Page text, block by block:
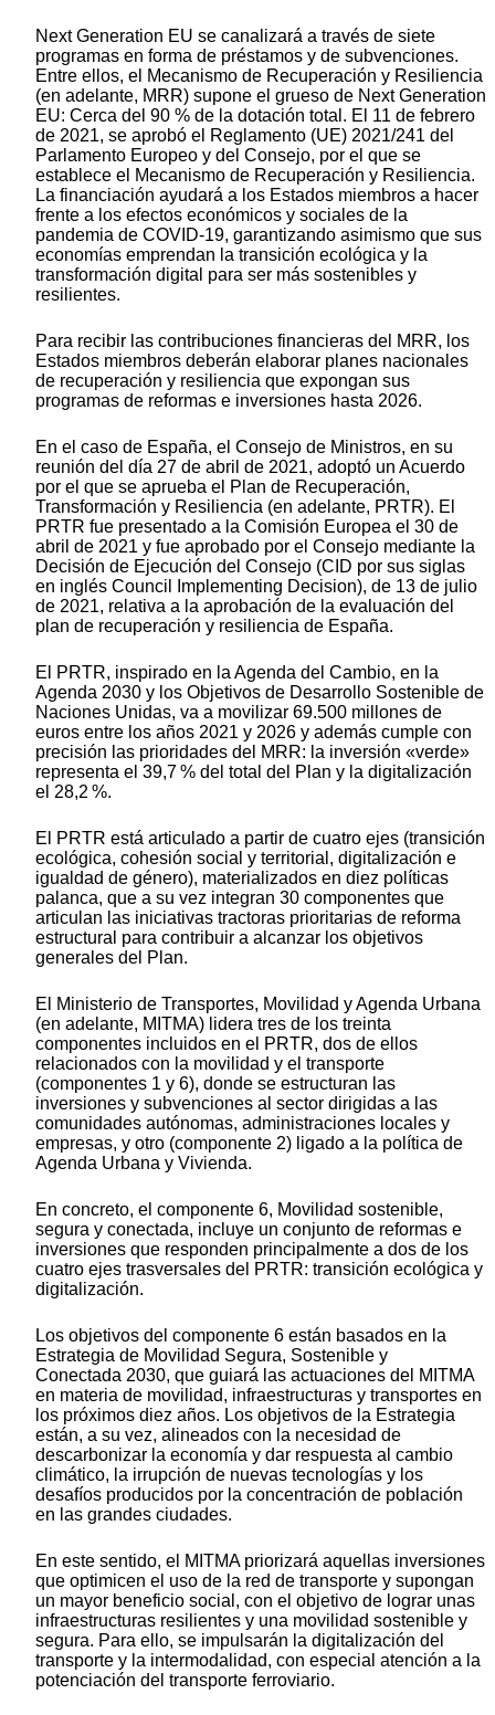
Next Generation EU se canalizará a través de siete
programas en forma de préstamos y de subvenciones.
Entre ellos, el Mecanismo de Recuperación y Resiliencia
(en adelante, MRR) supone el grueso de Next Generation
EU: Cerca del 90 % de la dotación total. El 11 de febrero
de 2021, se aprobó el Reglamento (UE) 2021/241 del
Parlamento Europeo y del Consejo, por el que se
establece el Mecanismo de Recuperación y Resiliencia.
La financiación ayudará a los Estados miembros a hacer
frente a los efectos económicos y sociales de la
pandemia de COVID-19, garantizando asimismo que sus
economías emprendan la transición ecológica y la
transformación digital para ser más sostenibles y
resilientes.
Para recibir las contribuciones financieras del MRR, los
Estados miembros deberán elaborar planes nacionales
de recuperación y resiliencia que expongan sus
programas de reformas e inversiones hasta 2026.
En el caso de España, el Consejo de Ministros, en su
reunión del día 27 de abril de 2021, adoptó un Acuerdo
por el que se aprueba el Plan de Recuperación,
Transformación y Resiliencia (en adelante, PRTR). El
PRTR fue presentado a la Comisión Europea el 30 de
abril de 2021 y fue aprobado por el Consejo mediante la
Decisión de Ejecución del Consejo (CID por sus siglas
en inglés Council Implementing Decision), de 13 de julio
de 2021, relativa a la aprobación de la evaluación del
plan de recuperación y resiliencia de España.
El PRTR, inspirado en la Agenda del Cambio, en la
Agenda 2030 y los Objetivos de Desarrollo Sostenible de
Naciones Unidas, va a movilizar 69.500 millones de
euros entre los años 2021 y 2026 y además cumple con
precisión las prioridades del MRR: la inversión «verde»
representa el 39,7 % del total del Plan y la digitalización
el 28,2 %.
El PRTR está articulado a partir de cuatro ejes (transición
ecológica, cohesión social y territorial, digitalización e
igualdad de género), materializados en diez políticas
palanca, que a su vez integran 30 componentes que
articulan las iniciativas tractoras prioritarias de reforma
estructural para contribuir a alcanzar los objetivos
generales del Plan.
El Ministerio de Transportes, Movilidad y Agenda Urbana
(en adelante, MITMA) lidera tres de los treinta
componentes incluidos en el PRTR, dos de ellos
relacionados con la movilidad y el transporte
(componentes 1 y 6), donde se estructuran las
inversiones y subvenciones al sector dirigidas a las
comunidades autónomas, administraciones locales y
empresas, y otro (componente 2) ligado a la política de
Agenda Urbana y Vivienda.
En concreto, el componente 6, Movilidad sostenible,
segura y conectada, incluye un conjunto de reformas e
inversiones que responden principalmente a dos de los
cuatro ejes trasversales del PRTR: transición ecológica y
digitalización.
Los objetivos del componente 6 están basados en la
Estrategia de Movilidad Segura, Sostenible y
Conectada 2030, que guiará las actuaciones del MITMA
en materia de movilidad, infraestructuras y transportes en
los próximos diez años. Los objetivos de la Estrategia
están, a su vez, alineados con la necesidad de
descarbonizar la economía y dar respuesta al cambio
climático, la irrupción de nuevas tecnologías y los
desafíos producidos por la concentración de población
en las grandes ciudades.
En este sentido, el MITMA priorizará aquellas inversiones
que optimicen el uso de la red de transporte y supongan
un mayor beneficio social, con el objetivo de lograr unas
infraestructuras resilientes y una movilidad sostenible y
segura. Para ello, se impulsarán la digitalización del
transporte y la intermodalidad, con especial atención a la
potenciación del transporte ferroviario.